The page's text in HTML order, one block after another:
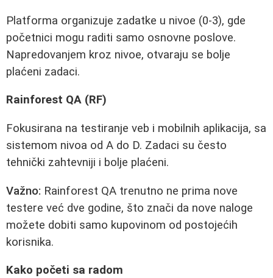
Platforma organizuje zadatke u nivoe (0-3), gde
početnici mogu raditi samo osnovne poslove.
Napredovanjem kroz nivoe, otvaraju se bolje
plaćeni zadaci.
Rainforest QA (RF)
Fokusirana na testiranje veb i mobilnih aplikacija, sa
sistemom nivoa od A do D. Zadaci su često
tehnički zahtevniji i bolje plaćeni.
Važno: Rainforest QA trenutno ne prima nove
testere već dve godine, što znači da nove naloge
možete dobiti samo kupovinom od postojećih
korisnika.
Kako početi sa radom